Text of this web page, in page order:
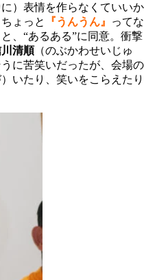
）表情を作らなくていいか
ょっと 『うんうん』
ってな
、“あるある”に同意。衝撃
清順（のぶかわせいじゅ
に苦笑いだったが、会場の
いたり、笑いをこらえたり